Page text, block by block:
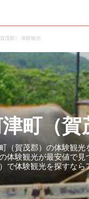
茂郡） 体験観光
町（
（賀茂郡）の体験観
体験観光が最安値で
で体験観光を探すなら